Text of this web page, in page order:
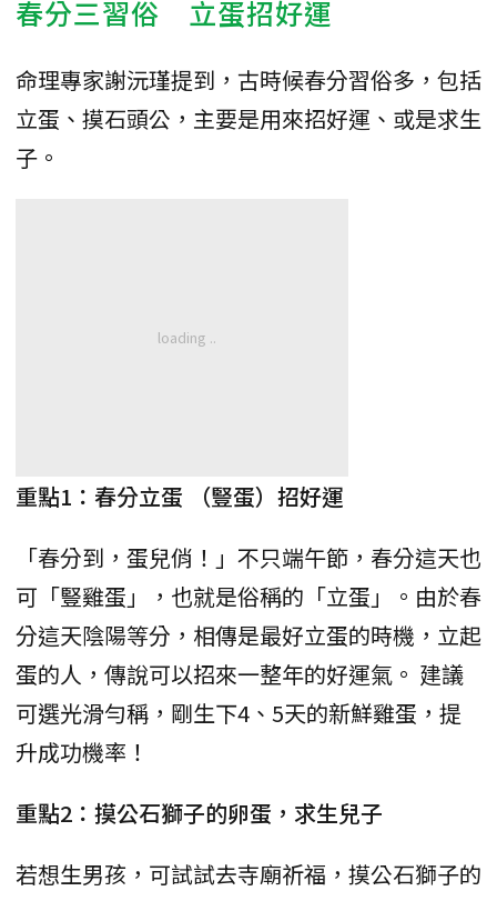
春分三習俗 立蛋招好運
命理專家謝沅瑾提到，古時候春分習俗多，包括
立蛋、摸石頭公，主要是用來招好運、或是求生
子。
重點1：春分立蛋 （豎蛋）招好運
「春分到，蛋兒俏！」不只端午節，春分這天也
可「豎雞蛋」，也就是俗稱的「立蛋」。由於春
分這天陰陽等分，相傳是最好立蛋的時機，立起
蛋的人，傳說可以招來一整年的好運氣。 建議
可選光滑勻稱，剛生下4、5天的新鮮雞蛋，提
升成功機率！
重點2：摸公石獅子的卵蛋，求生兒子
若想生男孩，可試試去寺廟祈福，摸公石獅子的